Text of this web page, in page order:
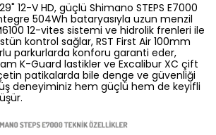
12-V HD, güçlü Shimano STEPS E7000
504Wh bataryasıyla uzun menzil
12-vites sistemi ve hidrolik frenleri ile
kontrol sağlar, RST First Air 100mm
parkurlarda konforu garanti eder,
K-Guard lastikler ve Excalibur XC çift
patikalarda bile denge ve güvenliği
deneyiminiz hem güçlü hem de keyifli